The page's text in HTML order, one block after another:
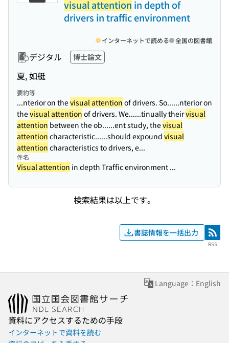
visual attention in depth of
drivers in traffic environment
デジタル 博士論文
夏, 如艇
インターネットで読める 全国の図書館
要約等
...nterior on thevisual attention of drivers. So......nterior on
thevisual attention of drivers. We......tinually theirvisual
attention between the ob......ent study, thevisual
attention characteristic......should expound visual
attention characteristics to drivers, e...
件名
Visual attention in depth Traffic environment ...
検索結果は以上です。
書誌情報を一括出力 RSS
RSS
Language：English
資料にアクセスするための手段
インターネットで資料を読む